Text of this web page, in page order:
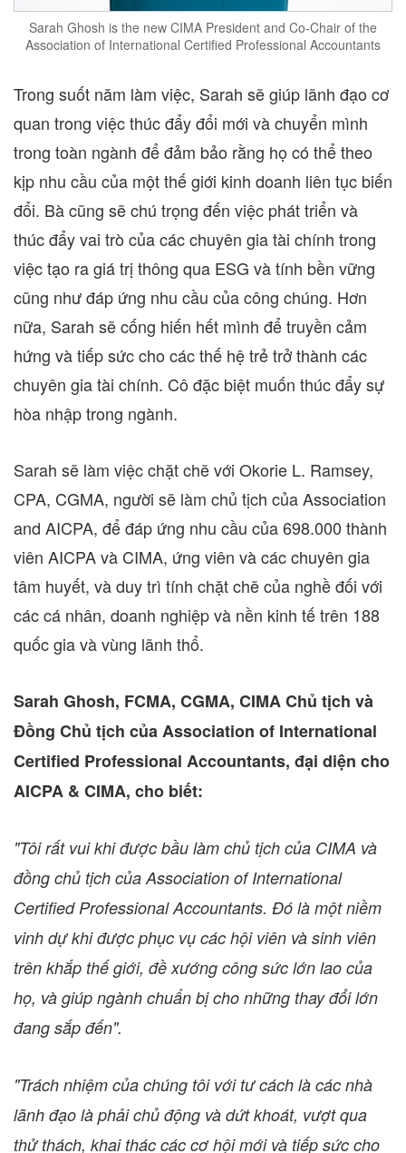
Sarah Ghosh is the new CIMA President and Co-Chair of the
Association of International Certified Professional Accountants
Trong suốt năm làm việc, Sarah sẽ giúp lãnh đạo cơ
quan trong việc thúc đẩy đổi mới và chuyển mình
trong toàn ngành để đảm bảo rằng họ có thể theo
kịp nhu cầu của một thế giới kinh doanh liên tục biến
đổi. Bà cũng sẽ chú trọng đến việc phát triển và
thúc đẩy vai trò của các chuyên gia tài chính trong
việc tạo ra giá trị thông qua ESG và tính bền vững
cũng như đáp ứng nhu cầu của công chúng. Hơn
nữa, Sarah sẽ cống hiến hết mình để truyền cảm
hứng và tiếp sức cho các thế hệ trẻ trở thành các
chuyên gia tài chính. Cô đặc biệt muốn thúc đẩy sự
hòa nhập trong ngành.
Sarah sẽ làm việc chặt chẽ với Okorie L. Ramsey,
CPA, CGMA, người sẽ làm chủ tịch của Association
and AICPA, để đáp ứng nhu cầu của 698.000 thành
viên AICPA và CIMA, ứng viên và các chuyên gia
tâm huyết, và duy trì tính chặt chẽ của nghề đối với
các cá nhân, doanh nghiệp và nền kinh tế trên 188
quốc gia và vùng lãnh thổ.
Sarah Ghosh, FCMA, CGMA, CIMA Chủ tịch và
Đồng Chủ tịch của Association of International
Certified Professional Accountants, đại diện cho
AICPA & CIMA, cho biết:
"Tôi rất vui khi được bầu làm chủ tịch của CIMA và
đồng chủ tịch của Association of International
Certified Professional Accountants. Đó là một niềm
vinh dự khi được phục vụ các hội viên và sinh viên
trên khắp thế giới, đề xướng công sức lớn lao của
họ, và giúp ngành chuẩn bị cho những thay đổi lớn
đang sắp đến".
"Trách nhiệm của chúng tôi với tư cách là các nhà
lãnh đạo là phải chủ động và dứt khoát, vượt qua
thử thách, khai thác các cơ hội mới và tiếp sức cho